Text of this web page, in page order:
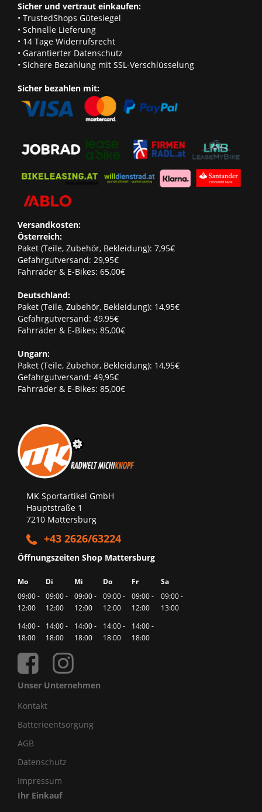
Sicher und vertraut einkaufen:
• TrustedShops Gütesiegel
• Schnelle Lieferung
• 14 Tage Widerrufsrecht
• Garantierter Datenschutz
• Sichere Bezahlung mit SSL-Verschlüsselung
Sicher bezahlen mit:
Versandkosten:
Österreich:
Paket (Teile, Zubehör, Bekleidung): 7,95€
Gefahrgutversand: 29,95€
Fahrräder & E-Bikes: 65,00€
Deutschland:
Paket (Teile, Zubehör, Bekleidung): 14,95€
Gefahrgutversand: 49,95€
Fahrräder & E-Bikes: 85,00€
Ungarn:
Paket (Teile, Zubehör, Bekleidung): 14,95€
Gefahrgutversand: 49,95€
Fahrräder & E-Bikes: 85,00€
MK Sportartikel GmbH
Hauptstraße 1
7210 Mattersburg
+43 2626/63224
Öffnungszeiten Shop Mattersburg
Mo Di Mi Do Fr
Sa
09:00 -
12:00
09:00 -
12:00
09:00 -
12:00
09:00 -
12:00
09:00 -
12:00
09:00 -
13:00
14:00 -
18:00
14:00 -
18:00
14:00 -
18:00
14:00 -
18:00
14:00 -
18:00
Unser Unternehmen
Kontakt
Batterieentsorgung
AGB
Datenschutz
Impressum
Ihr Einkauf